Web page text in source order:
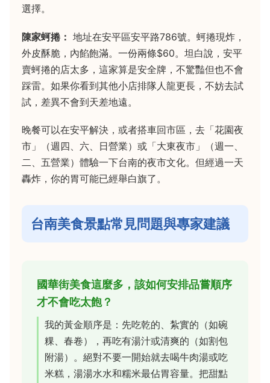
選擇。
陳家蚵捲： 地址在安平區安平路786號。蚵捲現炸，
外皮酥脆，內餡飽滿。一份兩條$60。坦白說，安平
賣蚵捲的店太多，這家算是安全牌，不驚豔但也不會
踩雷。如果你看到其他小店排隊人龍更長，不妨去試
試，差異不會到天差地遠。
晚餐可以在安平解決，或者搭車回市區，去「花園夜
市」（週四、六、日營業）或「大東夜市」（週一、
二、五營業）體驗一下台南的夜市文化。但經過一天
轟炸，你的胃可能已經舉白旗了。
台南美食景點常見問題與專家建議
國華街美食這麼多，該如何安排品嘗順序
才不會吃太飽？
我的黃金順序是：先吃乾的、紮實的（如碗
粿、春卷），再吃有湯汁或清爽的（如割包
附湯）。絕對不要一開始就去喝牛肉湯或吃
米糕，湯湯水水和糯米最佔胃容量。把甜點